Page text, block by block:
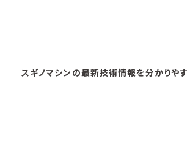
スギノマシンの最新技術情報を分かりやす